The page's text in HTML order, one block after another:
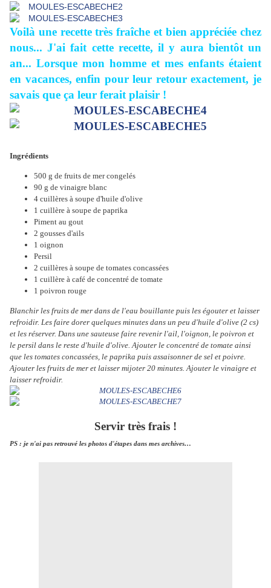
Voilà une recette très fraîche et bien appréciée chez
nous... J'ai fait cette recette, il y aura bientôt un
an... Lorsque mon homme et mes enfants étaient
en vacances, enfin pour leur retour exactement, je
savais que ça leur ferait plaisir !
Ingrédients
500 g de fruits de mer congelés
90 g de vinaigre blanc
4 cuillères à soupe d'huile d'olive
1 cuillère à soupe de paprika
Piment au gout
2 gousses d'ails
1 oignon
Persil
2 cuillères à soupe de tomates concassées
1 cuillère à café de concentré de tomate
1 poivron rouge
Blanchir les fruits de mer dans de l'eau bouillante puis les égouter et laisser
refroidir. Les faire dorer quelques minutes dans un peu d'huile d'olive (2 cs)
et les réserver. Dans une sauteuse faire revenir l'ail, l'oignon, le poivron et
le persil dans le reste d'huile d'olive. Ajouter le concentré de tomate ainsi
que les tomates concassées, le paprika puis assaisonner de sel et poivre.
Ajouter les fruits de mer et laisser mijoter 20 minutes. Ajouter le vinaigre et
laisser refroidir.
Servir très frais !
PS : je n'ai pas retrouvé les photos d'étapes dans mes archives…